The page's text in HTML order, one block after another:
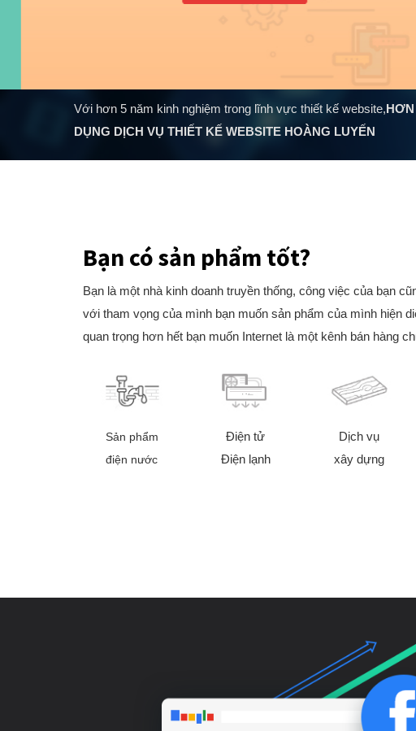
Với hơn 5 năm kinh nghiệm trong lĩnh vực thiết kế website,HƠN
DỤNG DỊCH VỤ THIẾT KẾ WEBSITE HOÀNG LUYẾN
Bạn có sản phẩm tốt?
Bạn là một nhà kinh doanh truyền thống, công việc của bạn
với tham vọng của mình bạn muốn sản phẩm của mình hiện
quan trọng hơn hết bạn muốn Internet là một kênh bán hàng
Sản phẩm
điện nước
Điện tử
Điện lạnh
Dịch vụ
xây dựng